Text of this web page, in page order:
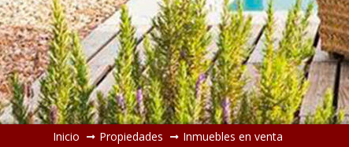
Inicio Propiedades Inmuebles en venta